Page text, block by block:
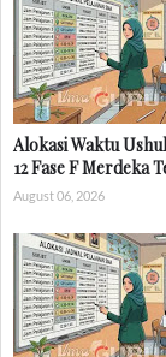
Alokasi Waktu
12 Fase F Merdeka
August 06, 2026